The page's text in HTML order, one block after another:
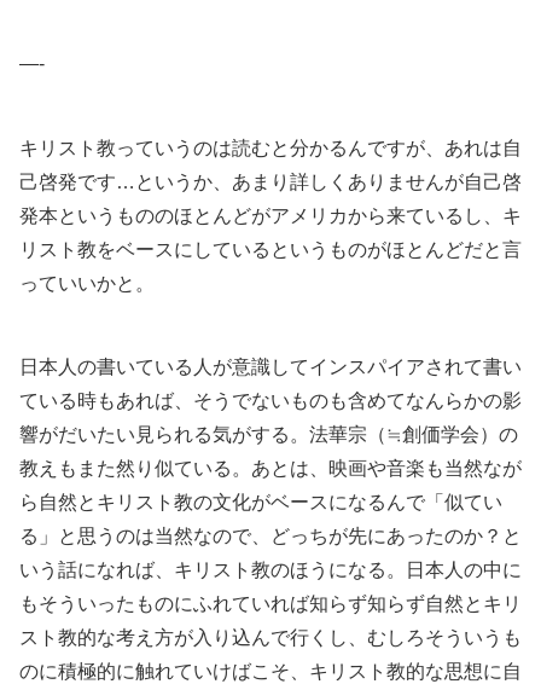
—-
キリスト教っていうのは読むと分かるんですが、あれは自
己啓発です…というか、あまり詳しくありませんが自己啓
発本というもののほとんどがアメリカから来ているし、キ
リスト教をベースにしているというものがほとんどだと言
っていいかと。
日本人の書いている人が意識してインスパイアされて書い
ている時もあれば、そうでないものも含めてなんらかの影
響がだいたい見られる気がする。法華宗（≒創価学会）の
教えもまた然り似ている。あとは、映画や音楽も当然なが
ら自然とキリスト教の文化がベースになるんで「似てい
る」と思うのは当然なので、どっちが先にあったのか？と
いう話になれば、キリスト教のほうになる。日本人の中に
もそういったものにふれていれば知らず知らず自然とキリ
スト教的な考え方が入り込んで行くし、むしろそういうも
のに積極的に触れていけばこそ、キリスト教的な思想に自